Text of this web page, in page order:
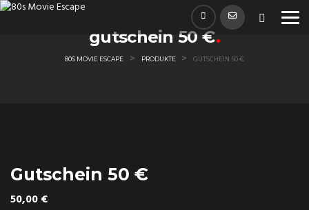
Skip
gutschein 50 €
80S MOVIE ESCAPE > PRODUKTE > GUTSCHEIN 50 €
Gutschein 50 €
50,00€